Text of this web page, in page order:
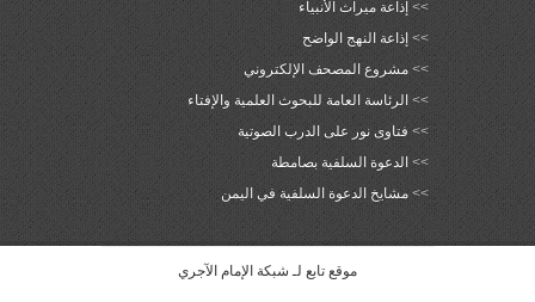
>> إذاعة ميراث الأنبياء
>> إذاعة النهج الواضح
>>مشروع المصحف الإلكتروني
>> الرئاسة العامة للبحوث العلمية والإفتاء
>> فتاوى نور على الدرب الصوتية
>> الدعوة السلفية بصامطة
>>مشايخ الدعوة السلفية في اليمن
موقع تابع لـ شبكة الإمام الآجري